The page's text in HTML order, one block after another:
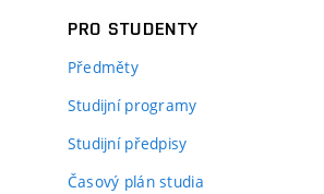
PRO STUDENTY
Předměty
Studijní programy
Studijní předpisy
Časový plán studia